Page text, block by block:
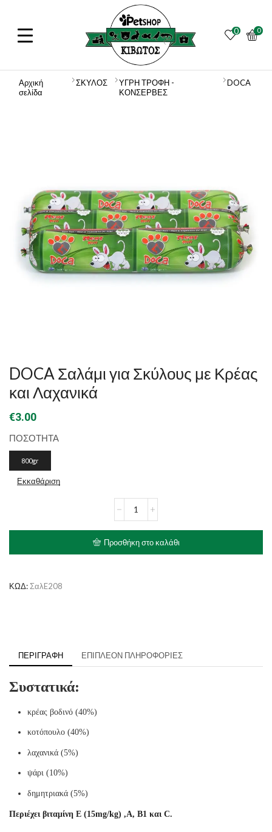
0 0
Αρχική
σελίδα
ΣΚΥΛΟΣ
ΥΓΡΗ ΤΡΟΦΗ -
ΚΟΝΣΕΡΒΕΣ
DOCA
DOCA Σαλάμι για Σκύλους με Κρέας
και Λαχανικά
€3.00
ΠΟΣΟΤΗΤΑ
800gr
Εκκαθάριση
Σαλάμι
με
Κρέας
Προσθήκη στο καλάθι
ΚΩΔ:ΣαλE208
ΠΕΡΙΓΡΑΦΉ ΕΠΙΠΛΈΟΝ ΠΛΗΡΟΦΟΡΊΕΣ
Συστατικά:
κρέας βοδινό (40%)
κοτόπουλο (40%)
λαχανικά (5%)
ψάρι (10%)
δημητριακά (5%)
Περιέχει βιταμίνη Ε (15mg/kg) ,Α, Β1 και C.